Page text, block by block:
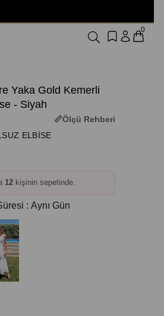
0
Yaka Gold Kemerli
- Siyah
Ölçü Rehberi
ELBİSE
12kişinin sepetinde.
: Aynı Gün